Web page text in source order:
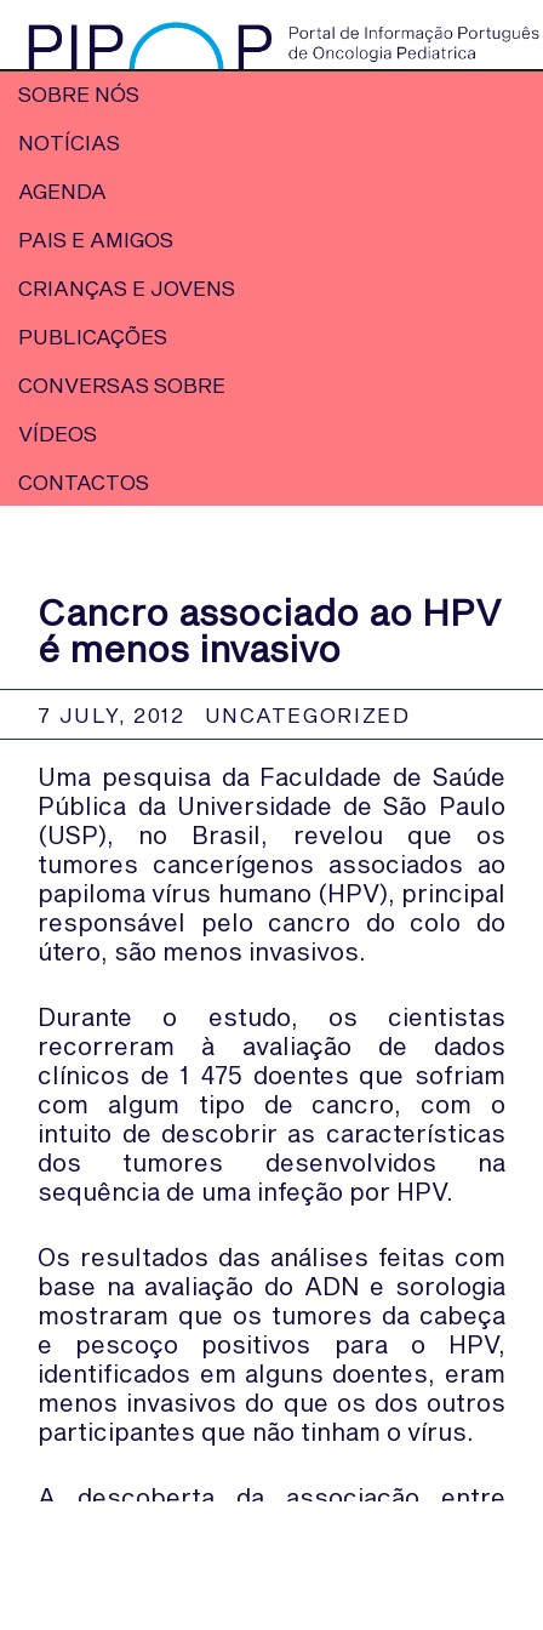
SOBRE NÓS
NOTÍCIAS
AGENDA
PAIS E AMIGOS
CRIANÇAS E JOVENS
PUBLICAÇÕES
CONVERSAS SOBRE
VÍDEOS
CONTACTOS
Cancro associado ao HPV
é menos invasivo
7 JULY, 2012 UNCATEGORIZED
Uma pesquisa da Faculdade de Saúde
Pública da Universidade de São Paulo
(USP), no Brasil, revelou que os
tumores cancerígenos associados ao
papiloma vírus humano (HPV), principal
responsável pelo cancro do colo do
útero, são menos invasivos.
Durante o estudo, os cientistas
recorreram à avaliação de dados
clínicos de 1 475 doentes que sofriam
com algum tipo de cancro, com o
intuito de descobrir as características
dos tumores desenvolvidos na
sequência de uma infeção por HPV.
Os resultados das análises feitas com
base na avaliação do ADN e sorologia
mostraram que os tumores da cabeça
e pescoço positivos para o HPV,
identificados em alguns doentes, eram
menos invasivos do que os dos outros
participantes que não tinham o vírus.
A descoberta da associação entre